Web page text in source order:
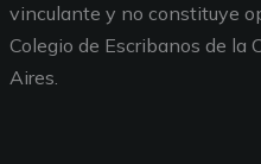
vinculante y no constituye
Colegio de Escribanos de la
Aires.